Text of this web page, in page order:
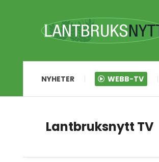
NYHETER WEBB-TV
Lantbruksnytt TV